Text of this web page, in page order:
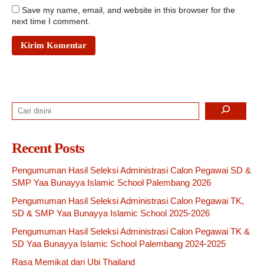
Save my name, email, and website in this browser for the
next time I comment.
Search
Recent Posts
Pengumuman Hasil Seleksi Administrasi Calon Pegawai SD &
SMP Yaa Bunayya Islamic School Palembang 2026
Pengumuman Hasil Seleksi Administrasi Calon Pegawai TK,
SD & SMP Yaa Bunayya Islamic School 2025-2026
Pengumuman Hasil Seleksi Administrasi Calon Pegawai TK &
SD Yaa Bunayya Islamic School Palembang 2024-2025
Rasa Memikat dari Ubi Thailand